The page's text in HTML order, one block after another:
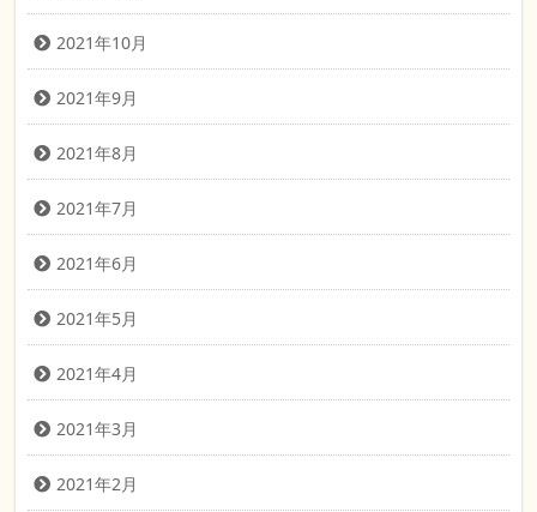
2021年10月
2021年9月
2021年8月
2021年7月
2021年6月
2021年5月
2021年4月
2021年3月
2021年2月